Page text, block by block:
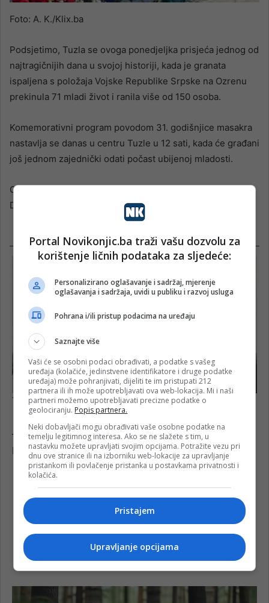
Foto: A. K./Klix.ba
Podsjetimo, Tuzla se ovoga ponedjeljka prisjeća jednog od
najtragičnijih dana u svojoj historiji, kada je granata
ispaljena s položaja Vojske Republike Srpske na Ozrenu
prekinula 71 mladi život i ranila više od 150 osoba.
Komemorativni program povodom 31. godišnjice masakra
nastavlja se danas u centru Tuzle u 12 sati, kada će građani
još jednom zajednički odati počast ubijenoj mladosti.
Odlukom Vlade Tuzlanskog kantona, 25. maj proglašen je
Danom žalosti na području cijelog kantona.
Portal Novikonjic.ba traži vašu dozvolu za
korištenje ličnih podataka za sljedeće:
Personalizirano oglašavanje i sadržaj, mjerenje
oglašavanja i sadržaja, uvidi u publiku i razvoj usluga
Pohrana i/ili pristup podacima na uređaju
Saznajte više
Vaši će se osobni podaci obrađivati, a podatke s vašeg
uređaja (kolačiće, jedinstvene identifikatore i druge podatke
uređaja) može pohranjivati, dijeliti te im pristupati 212
partnera ili ih može upotrebljavati ova web-lokacija. Mi i naši
partneri možemo upotrebljavati precizne podatke o
geolociranju. Popis partnera.
Neki dobavljači mogu obrađivati vaše osobne podatke na
temelju legitimnog interesa. Ako se ne slažete s tim, u
nastavku možete upravljati svojim opcijama. Potražite vezu pri
dnu ove stranice ili na izborniku web-lokacije za upravljanje
pristankom ili povlačenje pristanka u postavkama privatnosti i
kolačića.
Pristajem
Upravljanje opcijama